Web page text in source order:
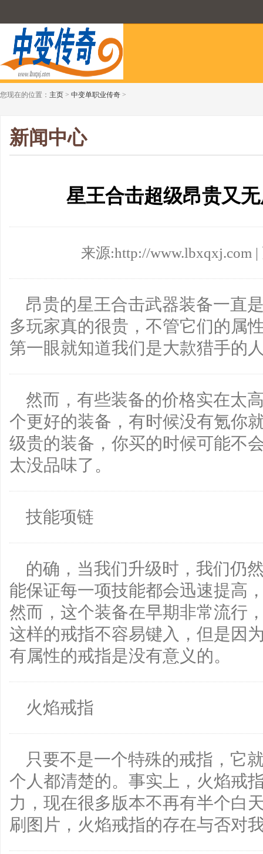
您现在的位置： 主页 > 中变单职业传奇 >
新闻中心
星王合击超级昂贵又
来源:http://www.lbxqxj.com
昂贵的星王合击武器装备一直
多玩家真的很贵，不管它们的属
第一眼就知道我们是大款猎手的
然而，有些装备的价格实在太
个更好的装备，有时候没有氪你
级贵的装备，你买的时候可能不
太没品味了。
技能项链
的确，当我们升级时，我们仍
能保证每一项技能都会迅速提高
然而，这个装备在早期非常流行
这样的戒指不容易键入，但是因
有属性的戒指是没有意义的。
火焰戒指
只要不是一个特殊的戒指，它
个人都清楚的。事实上，火焰戒
力，现在很多版本不再有半个白
刷图片，火焰戒指的存在与否对